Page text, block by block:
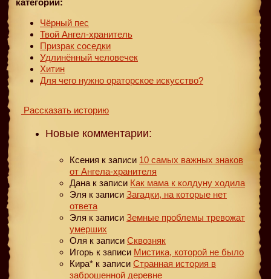
Чёрный пес
Твой Ангел-хранитель
Призрак соседки
Удлинённый человечек
Хитин
Для чего нужно ораторское искусство?
Рассказать историю
Новые комментарии:
Ксения к записи 10 самых важных знаков
от Ангела-хранителя
Дана к записи Как мама к колдуну ходила
Эля к записи Загадки, на которые нет
ответа
Эля к записи Земные проблемы тревожат
умерших
Оля к записи Сквозняк
Игорь к записи Мистика, которой не было
Кира* к записи Странная история в
заброшенной деревне